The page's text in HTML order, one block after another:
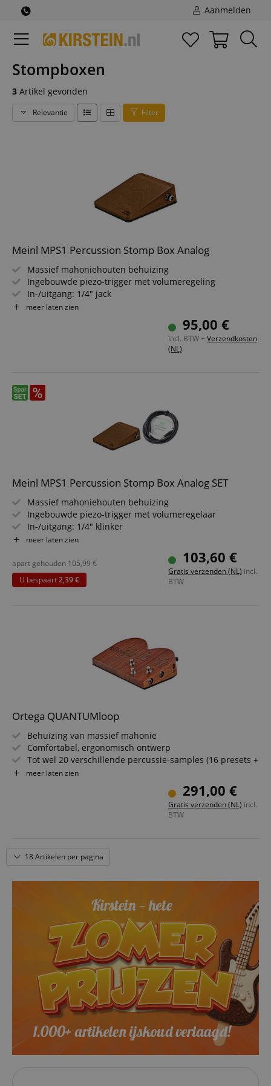
Aanmelden
Stompboxen
3 Artikel gevonden
Relevantie Filter
Meinl MPS1 Percussion Stomp Box Analog
Massief mahoniehouten behuizing
Ingebouwde piezo-trigger met volumeregeling
In-/uitgang: 1/4" jack
Rubberen, antislip pedaalbodem
Perfect voor percussionisten & multi-instrumentalisten
meer laten zien
95,00 €
incl. BTW + Verzendkosten
(NL)
Meinl MPS1 Percussion Stomp Box Analog SET
Massief mahoniehouten behuizing
Ingebouwde piezo-trigger met volumeregelaar
In-/uitgang: 1/4" klinker
Gerubberde, antislip pedaalbodem
Perfect voor percussionisten & multi-instrumentalisten
Set incl. klinkenkabel, 6m
meer laten zien
103,60 €
Gratis verzenden (NL) incl.
BTW
apart gehouden 105,99 €
U bespaart2,39 €
Ortega QUANTUMloop
Behuizing van massief mahonie
Comfortabel, ergonomisch ontwerp
Tot wel 20 verschillende percussie-samples (16 presets +
4 user)
USB-aansluiting voor user-samples
meer laten zien
291,00 €
Gratis verzenden (NL) incl.
BTW
18 Artikelen per pagina